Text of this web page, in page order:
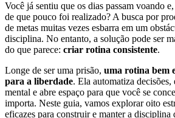
Você já sentiu que os dias passam voando
de que pouco foi realizado? A busca por
de metas muitas vezes esbarra em um
disciplina. No entanto, a solução pode ser
do que parece: criar rotina consistente.
Longe de ser uma prisão, uma rotina bem
para a liberdade. Ela automatiza decisões,
mental e abre espaço para que você se
importa. Neste guia, vamos explorar oito
eficazes para construir e manter a